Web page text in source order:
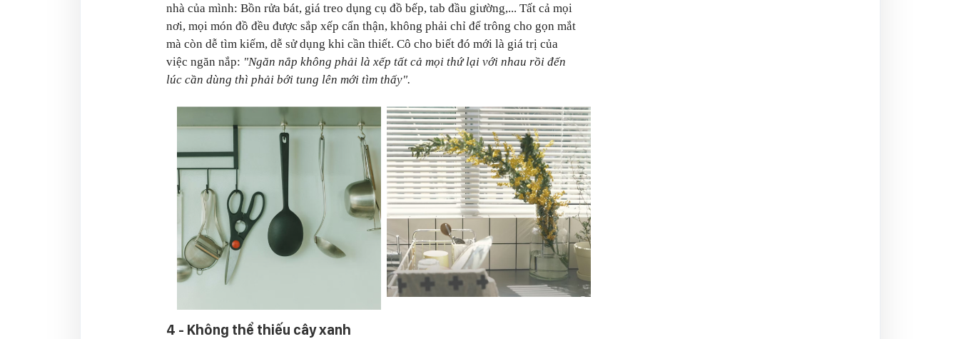
nhà của mình: Bồn rửa bát, giá treo dụng cụ đồ bếp, tab đầu giường,... Tất cả mọi
nơi, mọi món đồ đều được sắp xếp cẩn thận, không phải chỉ để trông cho gọn mắt
mà còn dễ tìm kiếm, dễ sử dụng khi cần thiết. Cô cho biết đó mới là giá trị của
việc ngăn nắp: "Ngăn nắp không phải là xếp tất cả mọi thứ lại với nhau rồi đến
lúc cần dùng thì phải bới tung lên mới tìm thấy".
4 - Không thể thiếu cây xanh